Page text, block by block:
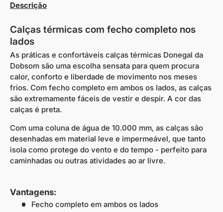
Descrição
Calças térmicas com fecho completo nos
lados
As práticas e confortáveis calças térmicas Donegal da
Dobsom são uma escolha sensata para quem procura
calor, conforto e liberdade de movimento nos meses
frios. Com fecho completo em ambos os lados, as calças
são extremamente fáceis de vestir e despir. A cor das
calças é preta.
Com uma coluna de água de 10.000 mm, as calças são
desenhadas em material leve e impermeável, que tanto
isola como protege do vento e do tempo - perfeito para
caminhadas ou outras atividades ao ar livre.
Vantagens:
Fecho completo em ambos os lados